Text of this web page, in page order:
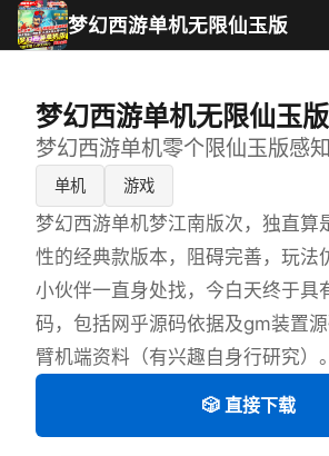
梦幻西游单机无限仙玉版
梦幻西游单机无限仙玉版
梦幻西游单机零个限仙玉版感
单机 游戏
梦幻西游单机梦江南版次，独直算
性的经典款版本，阻碍完善，玩法
小伙伴一直身处找，今白天终于具
码，包括网乎源码依据及gm装置
臂机端资料（有兴趣自身行研究）
🎲 直接下载